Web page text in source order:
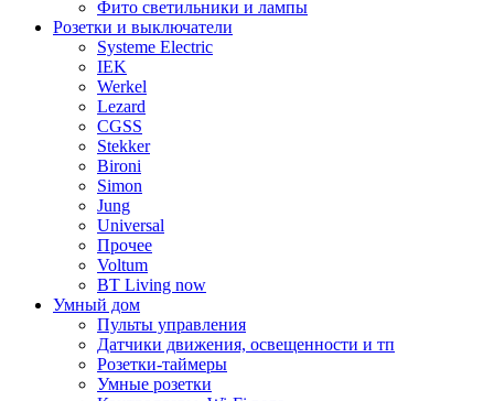
Фито светильники и лампы
Розетки и выключатели
Systeme Electric
IEK
Werkel
Lezard
CGSS
Stekker
Bironi
Simon
Jung
Universal
Прочее
Voltum
BT Living now
Умный дом
Пульты управления
Датчики движения, освещенности и тп
Розетки-таймеры
Умные розетки